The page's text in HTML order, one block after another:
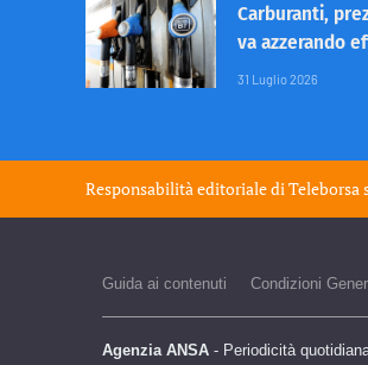
Carburanti,
va azzerando
31 Luglio 2026
Responsabilità editoriale diTeleborsa
Guida ai contenuti Condizioni
Agenzia ANSA - Periodicità